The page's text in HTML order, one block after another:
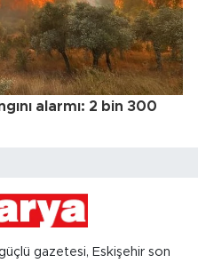
alarmı: 2 bin 300
gazetesi, Eskişehir son